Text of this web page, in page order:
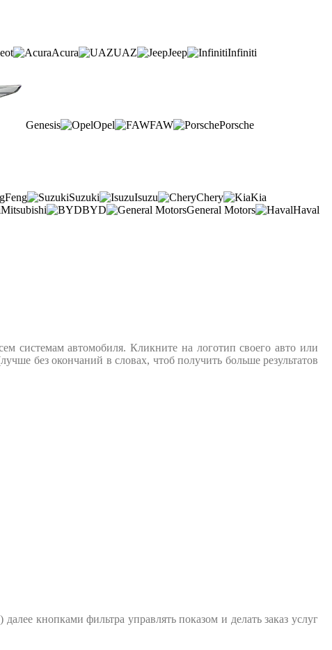
Acura UAZ Jeep Infiniti
Genesis Opel FAW Porsche
Suzuki Isuzu Chery
Kia
Mitsubishi BYD General Motors
Haval
системам автомобиля. Кликните на логотип своего авто или
без окончаний в словах, чтоб получить больше результатов
кнопками фильтра управлять показом и делать заказ услуг